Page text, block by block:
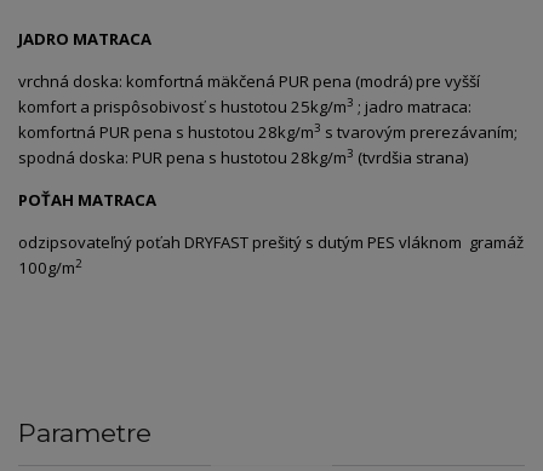
JADRO MATRACA
vrchná doska: komfortná mäkčená PUR pena (modrá) pre vyšší
komfort a prispôsobivosť s hustotou 25kg/m3 ; jadro matraca:
komfortná PUR pena s hustotou 28kg/m3 s tvarovým prerezávaním;
spodná doska: PUR pena s hustotou 28kg/m3 (tvrdšia strana)
POŤAH MATRACA
odzipsovateľný poťah DRYFAST prešitý s dutým PES vláknom gramáž
100g/m2
Parametre